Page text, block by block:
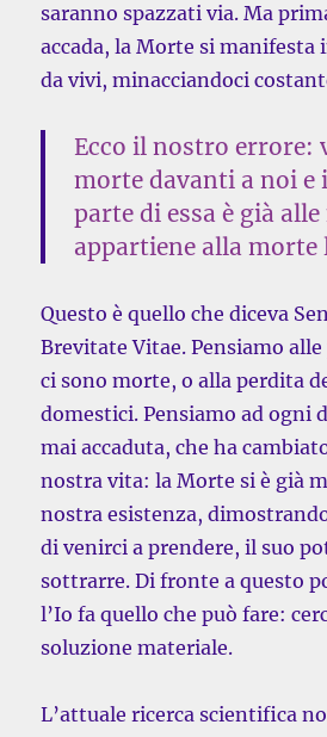
saranno spazzati via. Ma
accada, la Morte si manifesta
da vivi, minacciandoci
Ecco il nostro errore:
morte davanti a noi e
parte di essa è già
appartiene alla morte
Questo è quello che diceva
Brevitate Vitae. Pensiamo alle
ci sono morte, o alla perdita
domestici. Pensiamo ad ogni
mai accaduta, che ha
nostra vita: la Morte si è già
nostra esistenza,
di venirci a prendere, il suo
sottrarre. Di fronte a questo
l’Io fa quello che può fare:
soluzione materiale.
L’attuale ricerca scientifica